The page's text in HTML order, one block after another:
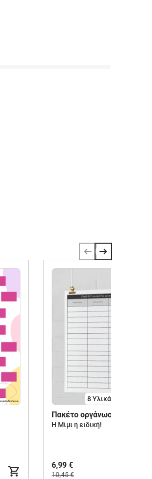
8 Υλικά
Πακέτο οργάνωσης
Η Μίμι η ειδική!
6,99 €
10,45 €